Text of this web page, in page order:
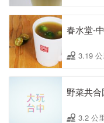
春水堂-
3.19 公
野菜共合
3.2 公